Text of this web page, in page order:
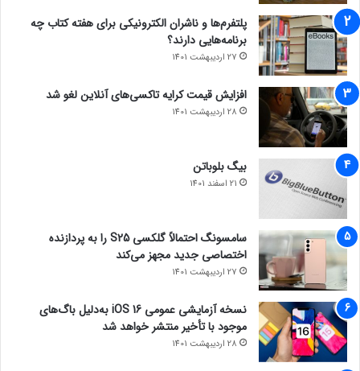
پلتفرم‌ها و ناشران الکترونیکی برای هفته کتاب چه
برنامه‌هایی دارند؟
27 اردیبهشت 1401
افزایش قیمت کرایه تاکسی‌های آنلاین لغو شد
28 اردیبهشت 1401
بیگ بلوباتن
21 اسفند 1401
سامسونگ احتمالاً گلکسی S25 را به پردازنده
اختصاصی جدید مجهز می‌کند
27 اردیبهشت 1401
نسخه آزمایشی عمومی iOS 16 به‌دلیل باگ‌های
موجود با تأخیر منتشر خواهد شد
28 اردیبهشت 1401